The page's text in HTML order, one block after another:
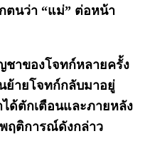
ตนว่า “แม่” ต่อหน้า
ชาของโจทก์หลายครั้ง
ย้ายโจทก์กลับมาอยู่
ด้ตักเตือนและภายหลัง
ฤติการณ์ดังกล่าว